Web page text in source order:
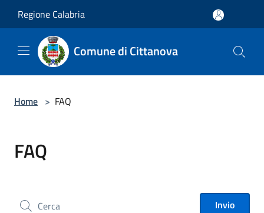
Regione Calabria
Comune di Cittanova
Home > FAQ
FAQ
Cerca nel sito Invio